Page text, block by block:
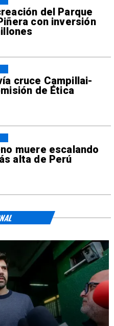
del Parque
con inversión
cruce Campillai-
de Ética
muere escalando
alta de Perú